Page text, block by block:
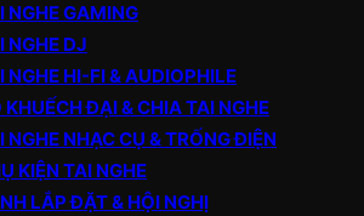
NGHE GAMING
NGHE DJ
NGHE HI-FI & AUDIOPHILE
KHUẾCH ĐẠI & CHIA TAI NGHE
NGHE NHẠC CỤ & TRỐNG ĐIỆN
KIỆN TAI NGHE
LẮP ĐẶT & HỘI NGHỊ